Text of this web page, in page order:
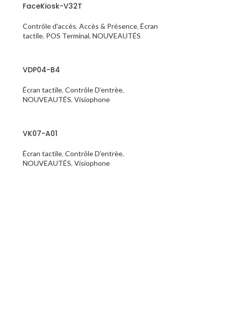
FaceKiosk-V32T
Contrôle d'accès, Accès & Présence, Écran
tactile, POS Terminal, NOUVEAUTÉS
VDP04-B4
Écran tactile, Contrôle D’entrèe,
NOUVEAUTÉS, Visiophone
VK07-A01
Écran tactile, Contrôle D’entrèe,
NOUVEAUTÉS, Visiophone